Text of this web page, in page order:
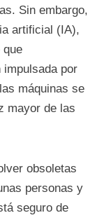
Sin embargo,
artificial (IA),
que
impulsada por
máquinas se
mayor de las
obsoletas
personas y
seguro de